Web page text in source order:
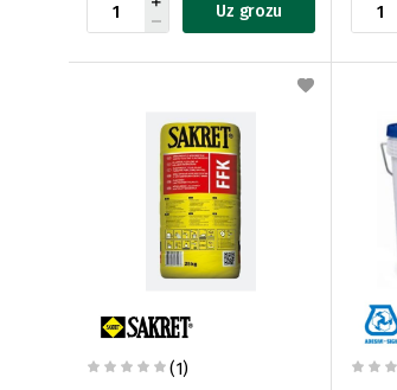
Uz grozu
(1)